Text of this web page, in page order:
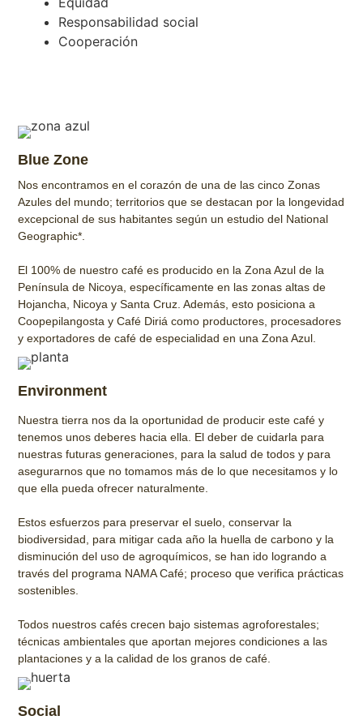
Responsabilidad social
Cooperación
Blue Zone
Nos encontramos en el corazón de una de las cinco Zonas
Azules del mundo; territorios que se destacan por la longevidad
excepcional de sus habitantes según un estudio del National
Geographic*.
El 100% de nuestro café es producido en la Zona Azul de la
Península de Nicoya, específicamente en las zonas altas de
Hojancha, Nicoya y Santa Cruz. Además, esto posiciona a
Coopepilangosta y Café Diriá como productores, procesadores
y exportadores de café de especialidad en una Zona Azul.
Environment
Nuestra tierra nos da la oportunidad de producir este café y
tenemos unos deberes hacia ella. El deber de cuidarla para
nuestras futuras generaciones, para la salud de todos y para
asegurarnos que no tomamos más de lo que necesitamos y lo
que ella pueda ofrecer naturalmente.
Estos esfuerzos para preservar el suelo, conservar la
biodiversidad, para mitigar cada año la huella de carbono y la
disminución del uso de agroquímicos, se han ido logrando a
través del programa NAMA Café; proceso que verifica prácticas
sostenibles.
Todos nuestros cafés crecen bajo sistemas agroforestales;
técnicas ambientales que aportan mejores condiciones a las
plantaciones y a la calidad de los granos de café.
Social